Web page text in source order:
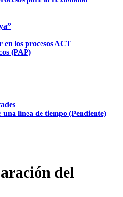
los procesos ACT
(PAP)
línea de tiempo (Pendiente)
del